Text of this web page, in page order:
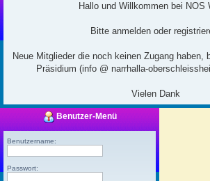
Hallo und Willkommen bei NOS
Bitte anmelden oder
Neue Mitglieder die noch keinen Zugang haben,
Präsidium (info @ narrhalla-
Vielen Dank
Benutzer-Menü
Benutzername:
Passwort: